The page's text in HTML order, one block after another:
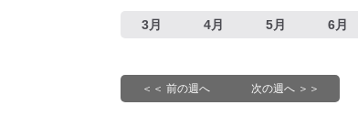
3月 4月 5月 6月
＜＜ 前の週へ 次の週へ ＞＞